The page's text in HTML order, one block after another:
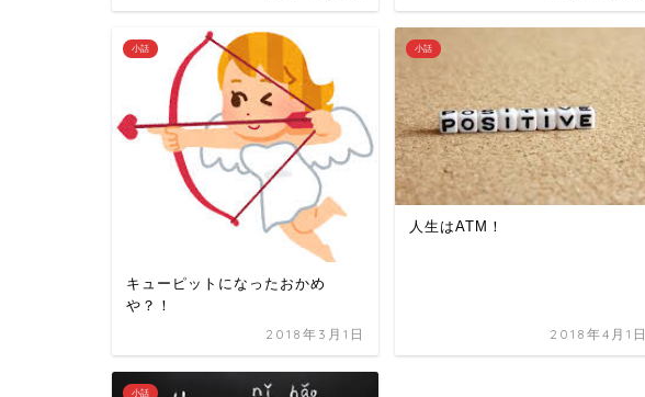
小話
キューピットになったおかめ
や？！
2018年3月1日
小話
人生はATM！
2018年4月1日
小話